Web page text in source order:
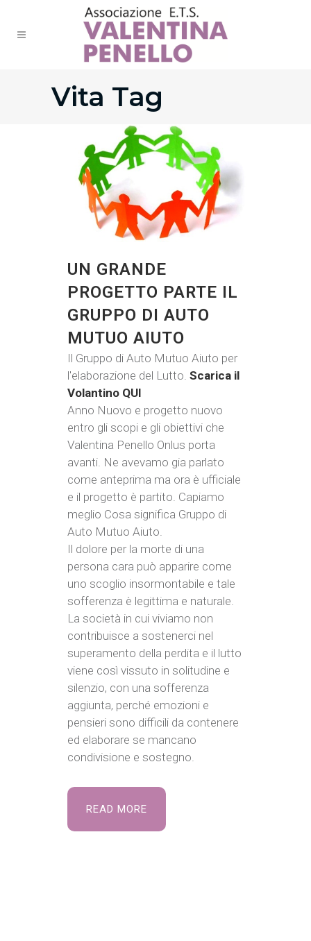
Vita Tag
UN GRANDE
PROGETTO PARTE IL
GRUPPO DI AUTO
MUTUO AIUTO
Il Gruppo di Auto Mutuo Aiuto per
l'elaborazione del Lutto. Scarica il
Volantino QUI
Anno Nuovo e progetto nuovo
entro gli scopi e gli obiettivi che
Valentina Penello Onlus porta
avanti. Ne avevamo gia parlato
come anteprima ma ora è ufficiale
e il progetto è partito. Capiamo
meglio Cosa significa Gruppo di
Auto Mutuo Aiuto.
Il dolore per la morte di una
persona cara può apparire come
uno scoglio insormontabile e tale
sofferenza è legittima e naturale.
La società in cui viviamo non
contribuisce a sostenerci nel
superamento della perdita e il lutto
viene così vissuto in solitudine e
silenzio, con una sofferenza
aggiunta, perché emozioni e
pensieri sono difficili da contenere
ed elaborare se mancano
condivisione e sostegno.
READ MORE